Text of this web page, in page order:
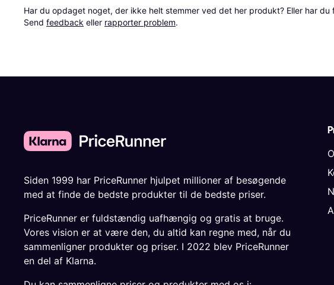
Har du opdaget noget, der ikke helt stemmer ved det her produkt? Eller har du
Send feedback eller rapporter problem.
Siden 1999 har PriceRunner hjulpet millioner af besøgende
med at finde de bedste produkter til de bedste priser.
PriceRunner er fuldstændig uafhængig og gratis at bruge.
Vores vision er at være den, du altid kan regne med, når du
sammenligner produkter og priser. I 2022 blev PriceRunner
en del af Klarna.